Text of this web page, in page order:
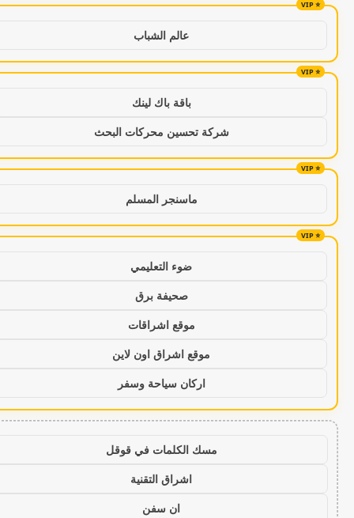
عالم الشباب
باقة باك لينك
شركة تحسين محركات البحث
ماسنجر المسلم
ضوء التعليمي
صحيفة برق
موقع اشراقات
موقع اشراق اون لاين
اركان سياحة وسفر
مسك الكلمات في قوقل
اشراق التقنية
ان سفن